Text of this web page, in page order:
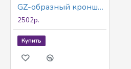
GZ-образный кронштейн Yli Electronic MBK-280NGZ
2502р.
Купить